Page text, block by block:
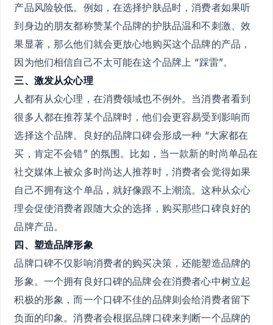
产品风险较低。例如，在选择护肤品时，消费者如果听
到身边的朋友都称赞某个品牌的护肤品温和不刺激、效
果显著，那么他们就会更放心地购买这个品牌的产品，
因为他们相信自己不太可能在这个品牌上 “踩雷”。
三、激发从众心理
人都有从众心理，在消费领域也不例外。当消费者看到
很多人都在推荐某个品牌时，他们会更容易受到影响而
选择这个品牌。良好的品牌口碑会形成一种 “大家都在
买，肯定不会错” 的氛围。比如，当一款新的时尚单品在
社交媒体上被众多时尚达人推荐时，消费者会觉得如果
自己不拥有这个单品，就好像跟不上潮流。这种从众心
理会促使消费者跟随大众的选择，购买那些口碑良好的
品牌产品。
四、塑造品牌形象
品牌口碑不仅影响消费者的购买决策，还能塑造品牌的
形象。一个拥有良好口碑的品牌会在消费者心中树立起
积极的形象，而一个口碑不佳的品牌则会给消费者留下
负面的印象。消费者会根据品牌口碑来判断一个品牌的